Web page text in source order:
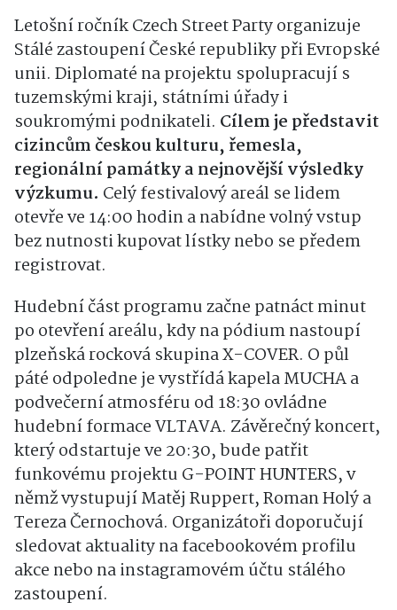
Letošní ročník Czech Street Party organizuje
Stálé zastoupení České republiky při Evropské
unii. Diplomaté na projektu spolupracují s
tuzemskými kraji, státními úřady i
soukromými podnikateli. Cílem je představit
cizincům českou kulturu, řemesla,
regionální památky a nejnovější výsledky
výzkumu. Celý festivalový areál se lidem
otevře ve 14:00 hodin a nabídne volný vstup
bez nutnosti kupovat lístky nebo se předem
registrovat.
Hudební část programu začne patnáct minut
po otevření areálu, kdy na pódium nastoupí
plzeňská rocková skupina X-COVER. O půl
páté odpoledne je vystřídá kapela MUCHA a
podvečerní atmosféru od 18:30 ovládne
hudební formace VLTAVA. Závěrečný koncert,
který odstartuje ve 20:30, bude patřit
funkovému projektu G-POINT HUNTERS, v
němž vystupují Matěj Ruppert, Roman Holý a
Tereza Černochová. Organizátoři doporučují
sledovat aktuality na facebookovém profilu
akce nebo na instagramovém účtu stálého
zastoupení.